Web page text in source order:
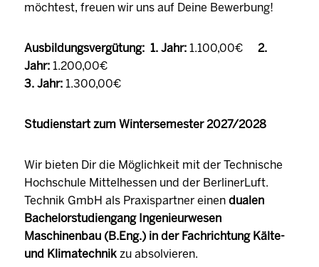
möchtest, freuen wir uns auf Deine Bewerbung!
Ausbildungsvergütung: 1. Jahr: 1.100,00€
2.
Jahr: 1.200,00€
3. Jahr: 1.300,00€
Studienstart zum Wintersemester 2027/2028
Wir bieten Dir die Möglichkeit mit der Technische
Hochschule Mittelhessen und der BerlinerLuft.
Technik GmbH als Praxispartner einen dualen
Bachelorstudiengang Ingenieurwesen
Maschinenbau (B.Eng.) in der Fachrichtung Kälte-
und Klimatechnik zu absolvieren.